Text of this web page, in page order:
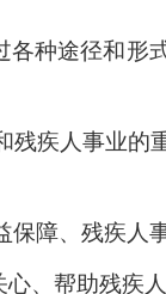
种途径和形
疾人事业的
障、残疾人
、帮助残疾人